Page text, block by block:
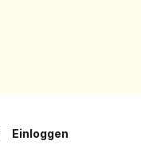
Einloggen